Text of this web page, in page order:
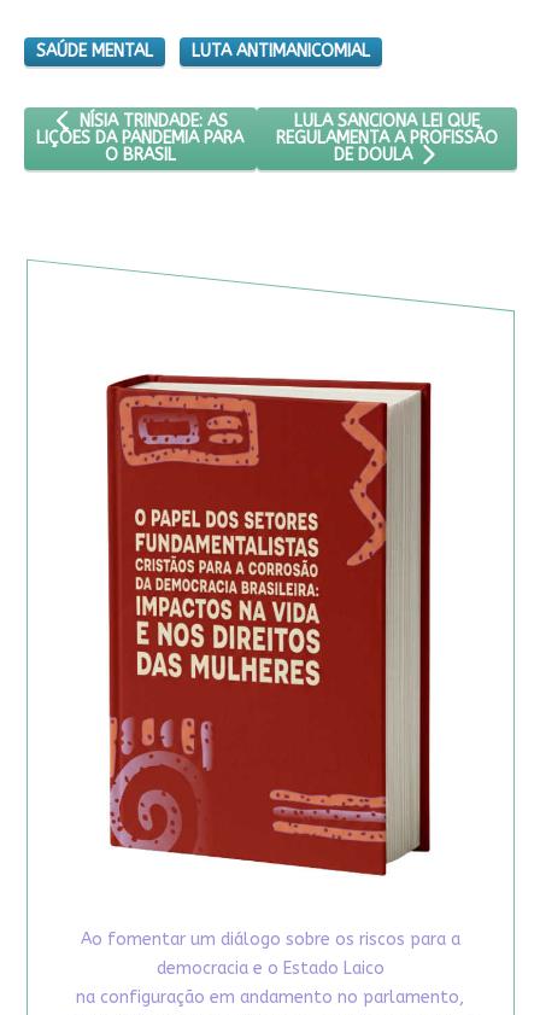
SAÚDE MENTAL LUTA ANTIMANICOMIAL
ARTIGO ANTERIOR: NÍSIA TRINDADE: AS LIÇÕES DA PANDEMIA
NÍSIA TRINDADE: AS
LIÇÕES DA PANDEMIA PARA
O BRASIL
PRÓXIMO ARTIGO: LULA
LULA SANCIONA LEI QUE
REGULAMENTA A PROFISSÃO
DE DOULA
Ao fomentar um diálogo sobre os riscos para a
democracia e o Estado Laico
na configuração em andamento no parlamento,